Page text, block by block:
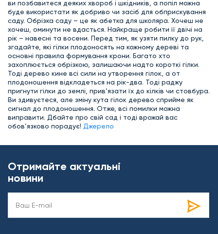
ви позбавитеся деяких хвороб і шкідників, а попіл можна
буде використати як добриво чи засіб для обприскування
саду. Обрізка саду – це як абетка для школяра. Хочеш не
хочеш, оминути не вдасться. Найкраще робити її двічі на
рік – навесні та восени. Перед тим, як узяти пилку до рук,
згадайте, які гілки плодоносять на кожному дереві та
основні правила формування крони. Багато хто
захоплюється обрізкою, залишаючи надто короткі гілки.
Тоді дерево кине всі сили на утворення гілок, а от
плодоношення відкладеться на рік-два. Тоді раджу
пригнути гілки до землі, прив’язати їх до кілків чи стовбура.
Ви здивуєтеся, але зміну кута гілок дерево сприйме як
сигнал до плодоношення. Отже, всі помилки можна
виправити. Дбайте про свій сад і тоді врожай вас
обов’язково порадує! Джерело
Отримайте актуальні
новини